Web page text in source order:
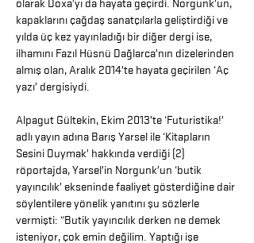
olarak Doxa’yı da hayata geçirdi. Norgunk’un,
kapaklarını çağdaş sanatçılarla geliştirdiği ve
yılda üç kez yayınladığı bir diğer dergi ise,
ilhamını Fazıl Hüsnü Dağlarca’nın dizelerinden
almış olan, Aralık 2014’te hayata geçirilen ‘Aç
yazı’ dergisiydi.
Alpagut Gültekin, Ekim 2013’te ‘Futuristika!’
adlı yayın adına Barış Yarsel ile ‘Kitapların
Sesini Duymak’ hakkında verdiği (2)
röportajda, Yarsel’in Norgunk’un ‘butik
yayıncılık’ ekseninde faaliyet gösterdiğine dair
söylentilere yönelik yanıtını şu sözlerle
vermişti: “Butik yayıncılık derken ne demek
isteniyor, çok emin değilim. Yaptığı işe